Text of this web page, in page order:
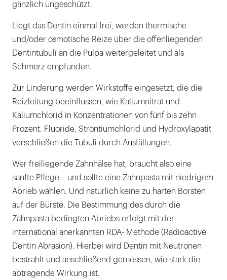
gänzlich ungeschützt.
Liegt das Dentin einmal frei, werden thermische
und/oder osmotische Reize über die offenliegenden
Dentintubuli an die Pulpa weitergeleitet und als
Schmerz empfunden.
Zur Linderung werden Wirkstoffe eingesetzt, die die
Reizleitung beeinflussen, wie Kaliumnitrat und
Kaliumchlorid in Konzentrationen von fünf bis zehn
Prozent. Fluoride, Strontiumchlorid und Hydroxylapatit
verschließen die Tubuli durch Ausfällungen.
Wer freiliegende Zahnhälse hat, braucht also eine
sanfte Pflege – und sollte eine Zahnpasta mit niedrigem
Abrieb wählen. Und natürlich keine zu harten Borsten
auf der Bürste. Die Bestimmung des durch die
Zahnpasta bedingten Abriebs erfolgt mit der
international anerkannten RDA- Methode (Radioactive
Dentin Abrasion). Hierbei wird Dentin mit Neutronen
bestrahlt und anschließend gemessen, wie stark die
abtragende Wirkung ist.